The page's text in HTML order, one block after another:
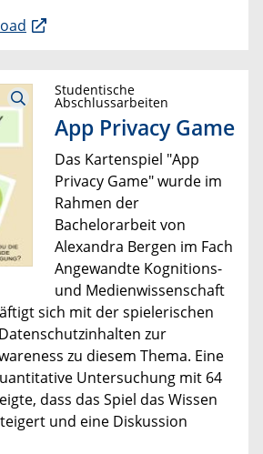
Studentische
Abschlussarbeiten
App Privacy Game
Das Kartenspiel "App
Privacy Game" wurde im
Rahmen der
Bachelorarbeit von
Alexandra Bergen im Fach
Angewandte Kognitions-
und Medienwissenschaft
sich mit der spielerischen
zur
zu diesem Thema. Eine
Untersuchung mit 64
dass das Spiel das Wissen
und eine Diskussion